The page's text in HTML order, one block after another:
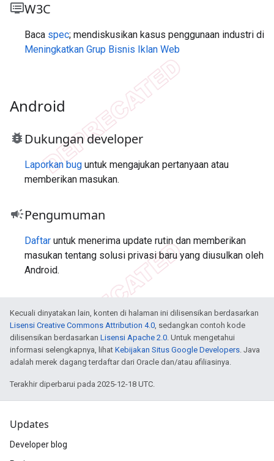
dvrW3C
Baca spec; mendiskusikan kasus penggunaan industri di
Meningkatkan Grup Bisnis Iklan Web
Android
bug_report Dukungan developer
Laporkan bug untuk mengajukan pertanyaan atau
memberikan masukan.
campaignPengumuman
Daftar untuk menerima update rutin dan memberikan
masukan tentang solusi privasi baru yang diusulkan oleh
Android.
Kecuali dinyatakan lain, konten di halaman ini dilisensikan berdasarkan
Lisensi Creative Commons Attribution 4.0, sedangkan contoh kode
dilisensikan berdasarkan Lisensi Apache 2.0. Untuk mengetahui
informasi selengkapnya, lihat Kebijakan Situs Google Developers. Java
adalah merek dagang terdaftar dari Oracle dan/atau afiliasinya.
Terakhir diperbarui pada 2025-12-18 UTC.
Updates
Developer blog